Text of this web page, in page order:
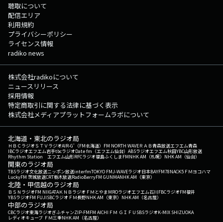
聴取について
配信エリア
利用規約
プライバシーポリシー
ライセンス情報
radiko news
株式会社radikoについて
ニュースリリース
採用情報
特定商取引に関する法律に基づく表示
株式会社メディアプラットフォームラボについて
北海道・東北のラジオ局
ＨＢＣラジオＳＴＶラジオAIR-G'（FM北海道） FM NORTH WAVEＲＡＢ青森放送エフエム青森
IBCラジオエフエム岩手tbcラジオDate fm（エフエム仙台） ABSラジオエフエム秋田YBC山形放送
Rhythm Station エフエム山形RFCラジオ福島ふくしまFMNHK AM（札幌） NHK AM（仙台）
関東のラジオ局
TBSラジオ文化放送ニッポン放送interfmTOKYO FMJ-WAVEラジオ日本BAYFM78NACK5 ＦＭヨコハマ
LuckyFM 茨城放送CRT栃木放送RadioBerryFM GUNMANHK AM（東京）
北陸・甲信越のラジオ局
ＢＳＮラジオFM NIIGATAＫＮＢラジオ ＦＭとやまMROラジオエフエム石川FBCラジオFM福井
YBSラジオFM FUJISBCラジオ ＦＭ長野NHK AM（東京） NHK AM（名古屋）
中部のラジオ局
CBCラジオ東海ラジオぎふチャンZIP-FMFM AICHI ＦＭ ＧＩＦＵ SBSラジオK-MIX SHIZUOKA
レディオキューブ ＦＭ三重NHK AM（名古屋）